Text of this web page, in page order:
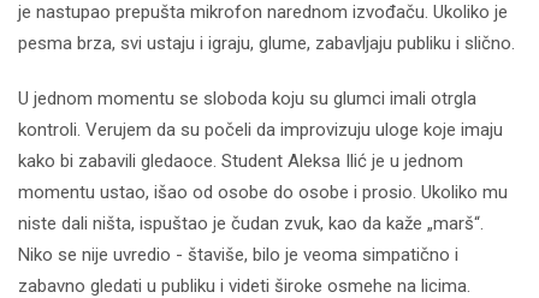
je nastupao prepušta mikrofon narednom izvođaču. Ukoliko je
pesma brza, svi ustaju i igraju, glume, zabavljaju publiku i slično.
U jednom momentu se sloboda koju su glumci imali otrgla
kontroli. Verujem da su počeli da improvizuju uloge koje imaju
kako bi zabavili gledaoce. Student Aleksa Ilić je u jednom
momentu ustao, išao od osobe do osobe i prosio. Ukoliko mu
niste dali ništa, ispuštao je čudan zvuk, kao da kaže „marš“.
Niko se nije uvredio - štaviše, bilo je veoma simpatično i
zabavno gledati u publiku i videti široke osmehe na licima.